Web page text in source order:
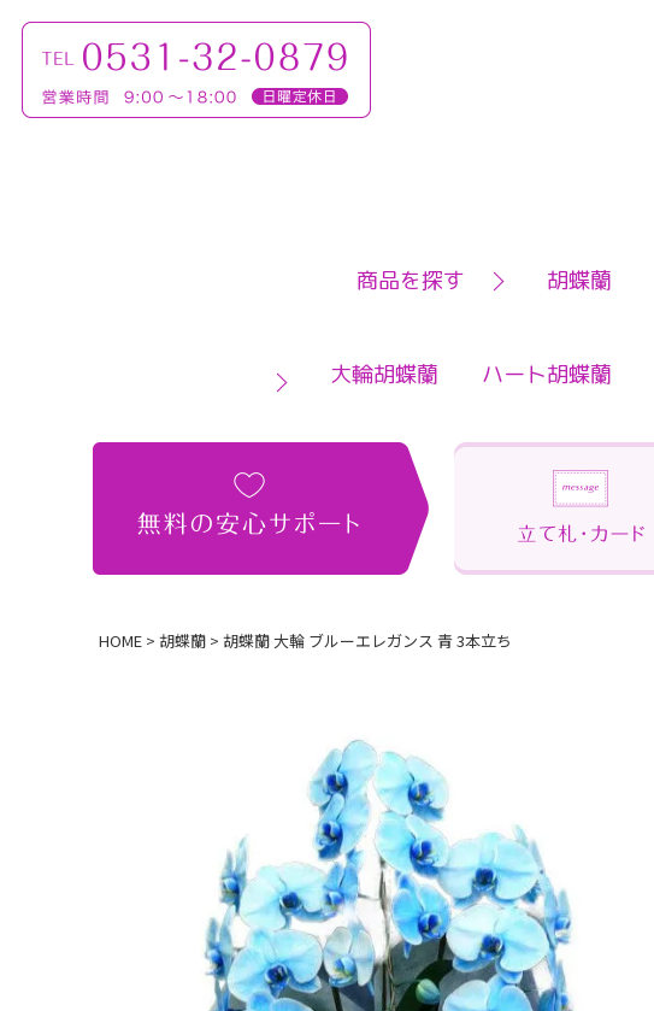
商品を探す 胡蝶蘭
大輪胡蝶蘭 ハート胡蝶蘭
HOME 胡蝶蘭 胡蝶蘭 大輪 ブルーエレガンス 青 3本立ち